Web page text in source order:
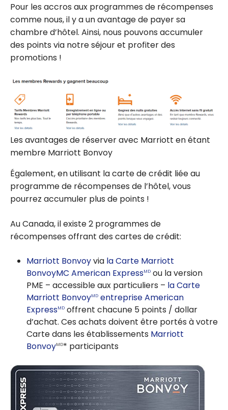
Pour les accros aux programmes de récompenses
comme nous, il y a un avantage de payer sa
chambre d’hôtel. Ainsi, nous pouvons accumuler
des points via notre séjour et profiter des
promotions !
Les avantages de réserver avec Marriott en étant
membre Marriott Bonvoy
Également, en utilisant la carte de crédit liée au
programme de récompenses de l’hôtel, vous
pourrez accumuler plus de points !
Au Canada, il existe 2 programmes de
récompenses offrant des cartes de crédit:
Marriott Bonvoyvia la Carte Marriott
BonvoyMC American ExpressMD ou la version
PME – accessible aux particuliers – la Carte
Marriott BonvoyMD entreprise American
ExpressMD offrent chacune 5 points / dollar
d’achat. Ces achats doivent être portés à votre
Carte dans les établissements Marriott
BonvoyMD* participants